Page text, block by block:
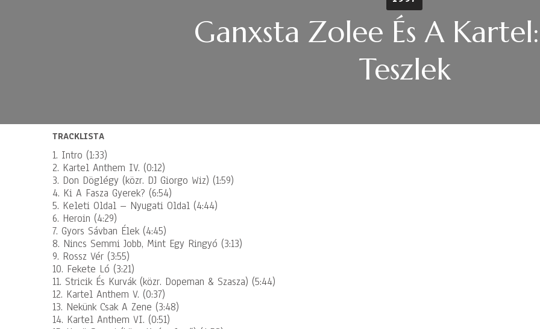
Ganxsta Zolee És A
Teszlek
TRACKLISTA
1. Intro (1:33)
2. Kartel Anthem IV. (0:12)
3. Don Döglégy (közr. DJ Giorgo Wiz) (1:59)
4. Ki A Fasza Gyerek? (6:54)
5. Keleti Oldal – Nyugati Oldal (4:44)
6. Heroin (4:29)
7. Gyors Sávban Élek (4:45)
8. Nincs Semmi Jobb, Mint Egy Ringyó (3:13)
9. Rossz Vér (3:55)
10. Fekete Ló (3:21)
11. Stricik És Kurvák (közr. Dopeman & Szasza) (5:44)
12. Kartel Anthem V. (0:37)
13. Nekünk Csak A Zene (3:48)
14. Kartel Anthem VI. (0:51)